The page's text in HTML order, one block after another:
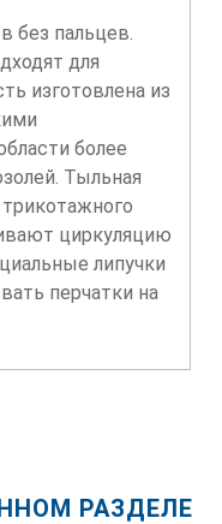
без пальцев.
для
изготовлена из
более
Тыльная
циркуляцию
липучки
перчатки на
РАЗДЕЛЕ